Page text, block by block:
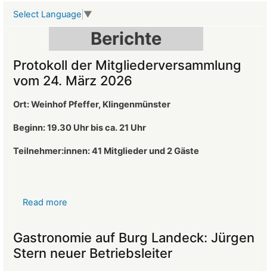
Select Language ▼
Berichte
Protokoll der Mitgliederversammlung
vom 24. März 2026
Ort: Weinhof Pfeffer, Klingenmünster
Beginn: 19.30 Uhr bis ca. 21 Uhr
Teilnehmer:innen: 41 Mitglieder und 2 Gäste
Read more
Mitgliederversammlung
vom
Gastronomie auf Burg Landeck: Jürgen
Stern neuer Betriebsleiter